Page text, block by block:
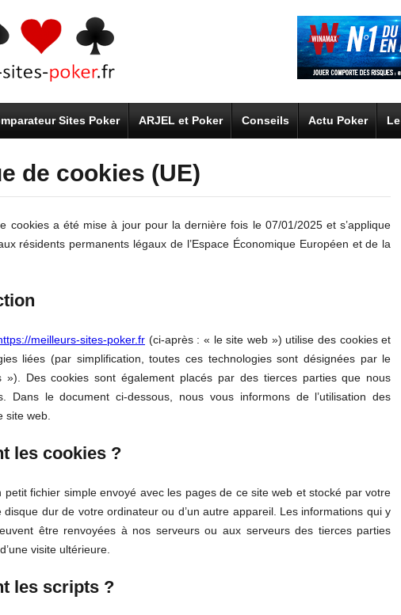
Sites Poker ARJEL et Poker Conseils Actu Poker
de cookies (UE)
cookies a été mise à jour pour la dernière fois le 07/01/2025 et s’applique
résidents permanents légaux de l’Espace Économique Européen et de la
meilleurs-sites-poker.fr (ci-après : « le site web ») utilise des cookies et
liées (par simplification, toutes ces technologies sont désignées par le
»). Des cookies sont également placés par des tierces parties que nous
Dans le document ci-dessous, nous vous informons de l’utilisation des
site web.
les cookies ?
petit fichier simple envoyé avec les pages de ce site web et stocké par votre
disque dur de votre ordinateur ou d’un autre appareil. Les informations qui y
être renvoyées à nos serveurs ou aux serveurs des tierces parties
visite ultérieure.
les scripts ?